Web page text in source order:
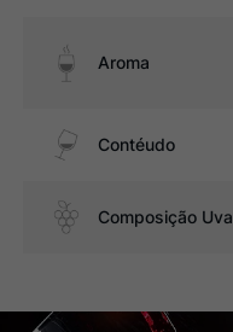
Aroma
Contéudo
Composição Uva